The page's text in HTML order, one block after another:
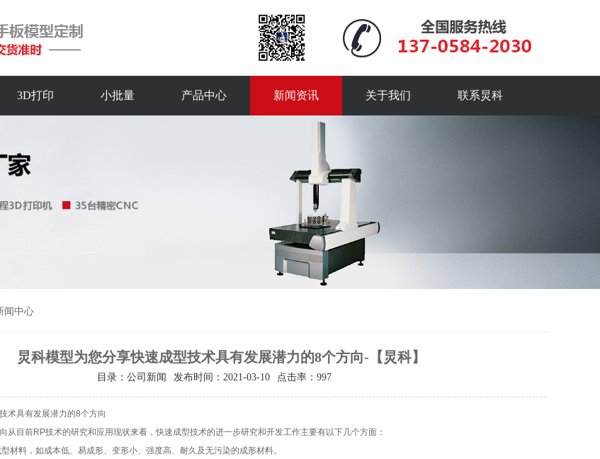
3D打印 小批量 产品中心 新闻资讯 关于我们 联系炅科
闻中心
炅科模型为您分享快速成型技术具有发展潜力的8个方向-【炅科】
目录：公司新闻 发布时间：2021-03-10 点击率： 997
术具有发展潜力的8个方向
目前RP技术的研究和应用现状来看，快速成型技术的进一步研究和开发工作主要有以下几个方面：
料，如成本低、易成形、变形小、强度高、耐久及无污染的成形材料。